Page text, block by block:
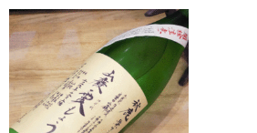
Petitjean Pienne（ﾌﾟﾁｼﾞｬﾝ･ﾋﾟｴﾝﾇ）
Valerie Frison（ｳﾞｧﾚﾘｰ･ﾌﾘｿﾞﾝ）
France Bourgogone/ﾌﾗﾝｽ･ﾌﾞﾙｺﾞｰﾆｭ